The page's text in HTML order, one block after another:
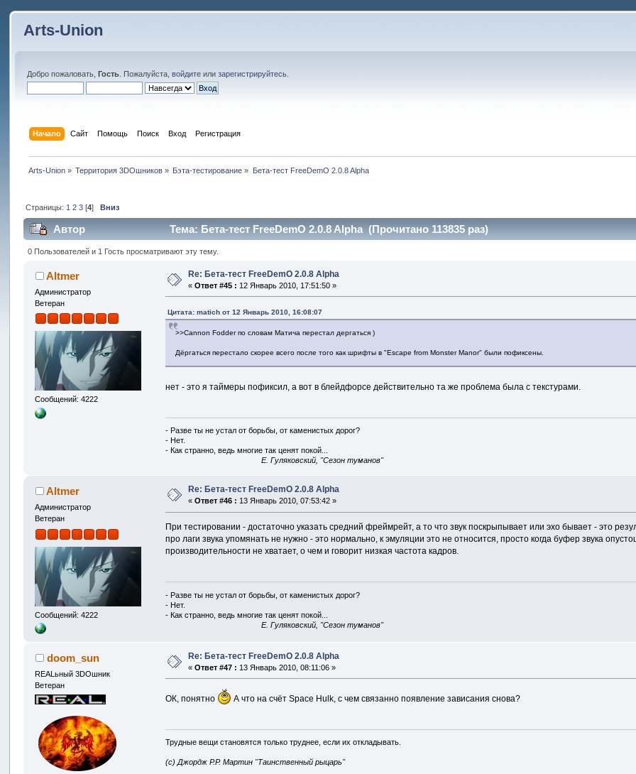
Arts-Union
Добро пожаловать,Гость . Пожалуйста,войдите илизарегистрируйтесь
Начало Сайт Помощь Поиск Вход Регистрация
Arts-Union» Территория 3DOшников » Бэта-тестирование » Бета-тест FreeDemO 2.0.8 Alpha
Страницы: 1 2 3[4] Вниз
Автор Тема: Бета-тест FreeDemO 2.0.8 Alpha (Прочитано 113835 раз)
0 Пользователей и 1 Гость просматривают эту тему.
Altmer
Администратор
Ветеран
Сообщений: 4222
Re: Бета-тест FreeDemO 2.0.8 Alpha
«Ответ #45 : 12 Январь 2010, 17:51:50 »
Цитата: matich от 12 Январь 2010, 16:08:07
>>Cannon Fodder по словам Матича перестал дергаться )
Дёргаться перестало скорее всего после того как шрифты в "Escape from Monster Manor" были пофиксены.
нет - это я таймеры пофиксил, а вот в блейдфорсе действительно та же проблема была с текстурами.
- Разве ты не устал от борьбы, от каменистых дорог?
- Нет.
- Как странно, ведь многие так ценят покой...
E. Гуляковский, "Сезон туманов"
Altmer
Администратор
Ветеран
Сообщений: 4222
Re: Бета-тест FreeDemO 2.0.8 Alpha
«Ответ #46 : 13 Январь 2010, 07:53:42 »
При тестировании - достаточно указать средний фреймрейт, а то что звук поскрыпывает или эхо бывает - это
про лаги звука упомянать не нужно - это нормально, к эмуляции это не относится, просто когда буфер звука
производительности не хватает, о чем и говорит низкая частота кадров.
- Разве ты не устал от борьбы, от каменистых дорог?
- Нет.
- Как странно, ведь многие так ценят покой...
E. Гуляковский, "Сезон туманов"
doom_sun
REALьный 3DOшник
Ветеран
Re: Бета-тест FreeDemO 2.0.8 Alpha
«Ответ #47 : 13 Январь 2010, 08:11:06 »
ОК, понятно А что на счёт Space Hulk, с чем связанно появление зависания снова?
Трудные вещи становятся только труднее, если их откладывать.
(с) Джордж Р.Р. Мартин "Таинственный рыцарь"